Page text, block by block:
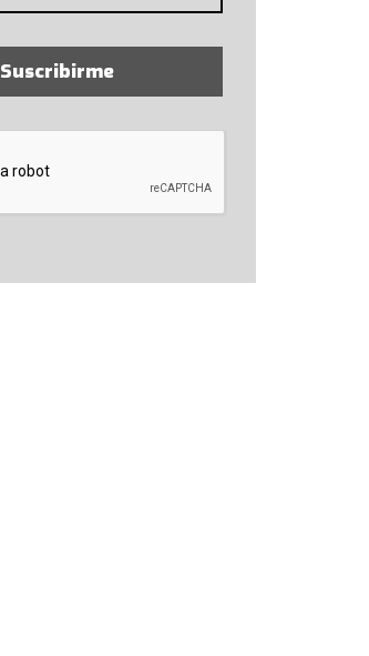
Suscribirme